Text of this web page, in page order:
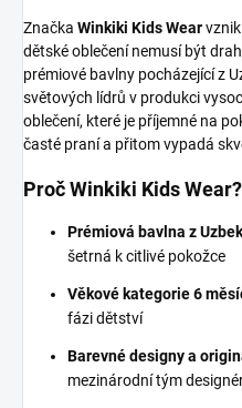
Značka Winkiki Kids Wear
dětské oblečení nemusí být
prémiové bavlny pocházející z
světových lídrů v produkci
oblečení, které je příjemné na
časté praní a přitom vypadá
Proč Winkiki Kids Wear?
Prémiová bavlna z
šetrná k citlivé pokožce
Věkové kategorie 6
fázi dětství
Barevné designy a
mezinárodní tým